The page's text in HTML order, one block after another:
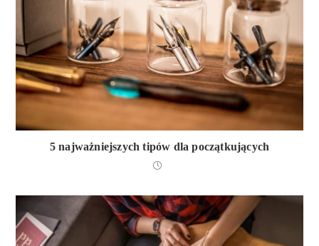
5 najważniejszych tipów dla początkujących